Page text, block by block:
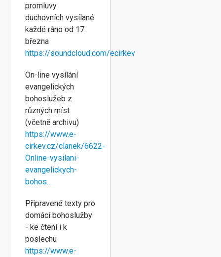
promluvy
duchovních vysílané
každé ráno od 17.
března
https://soundcloud.com/ecirkev
On-line vysílání
evangelických
bohoslužeb z
různých míst
(včetně archivu)
https://www.e-
cirkev.cz/clanek/6622-
Online-vysilani-
evangelickych-
bohos…
Připravené texty pro
domácí bohoslužby
- ke čtení i k
poslechu
https://www.e-